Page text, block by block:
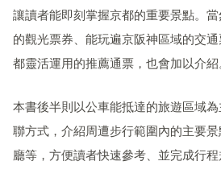
讓讀者能即刻掌握京都的重要景點。
的觀光票券、能玩遍京阪神區域的交通
都靈活運用的推薦通票，也會加以介紹
本書後半則以公車能抵達的旅遊區域
聯方式，介紹周遭步行範圍內的主要
廳等，方便讀者快速參考、並完成行程